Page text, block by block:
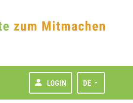
LOGIN DE